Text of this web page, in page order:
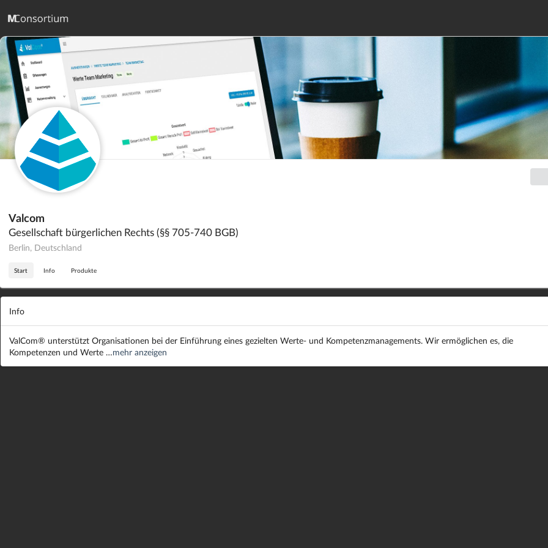
Valcom
Gesellschaft bürgerlichen Rechts (§§ 705-740 BGB)
Berlin, Deutschland
Start Info Produkte
Info
ValCom® unterstützt Organisationen bei der Einführung eines gezielten Werte- und Kompetenzmanagements. Wir ermöglichen es, die
Kompetenzen und Werte …mehr anzeigen